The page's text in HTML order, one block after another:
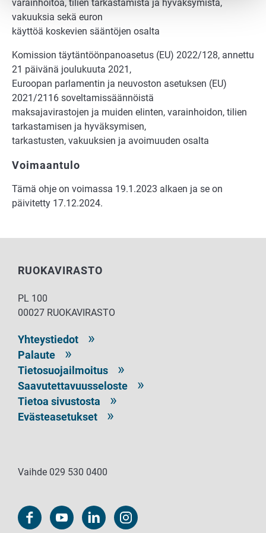
varainhoitoa, tilien tarkastamista ja hyväksymistä,
vakuuksia sekä euron
käyttöä koskevien sääntöjen osalta
Komission täytäntöönpanoasetus (EU) 2022/128, annettu
21 päivänä joulukuuta 2021,
Euroopan parlamentin ja neuvoston asetuksen (EU)
2021/2116 soveltamissäännöistä
maksajavirastojen ja muiden elinten, varainhoidon, tilien
tarkastamisen ja hyväksymisen,
tarkastusten, vakuuksien ja avoimuuden osalta
Voimaantulo
Tämä ohje on voimassa 19.1.2023 alkaen ja se on
päivitetty 17.12.2024.
RUOKAVIRASTO
PL 100
00027 RUOKAVIRASTO
Yhteystiedot
Palaute
Tietosuojailmoitus
Saavutettavuusseloste
Tietoa sivustosta
Evästeasetukset
Vaihde 029 530 0400